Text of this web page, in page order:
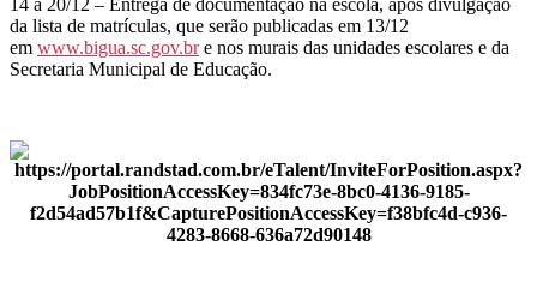
14 a 20/12 – Entrega de documentação na escola, após divulgação
da lista de matrículas, que serão publicadas em 13/12
em www.bigua.sc.gov.bre nos murais das unidades escolares e da
Secretaria Municipal de Educação.